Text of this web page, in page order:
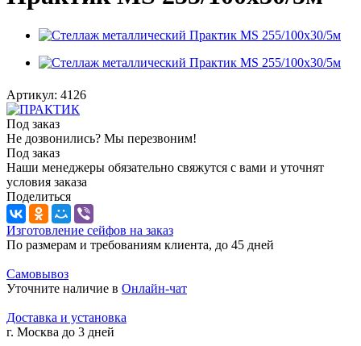
Артикул: 4126
Под заказ
Не дозвонились? Мы перезвоним!
Под заказ
Наши менеджеры обязательно свяжутся с вами и уточнят
условия заказа
Поделиться
Изготовление сейфов на заказ
По размерам и требованиям клиента, до 45 дней
Самовывоз
Уточните наличие в Онлайн-чат
Доставка и установка
г. Москва до 3 дней